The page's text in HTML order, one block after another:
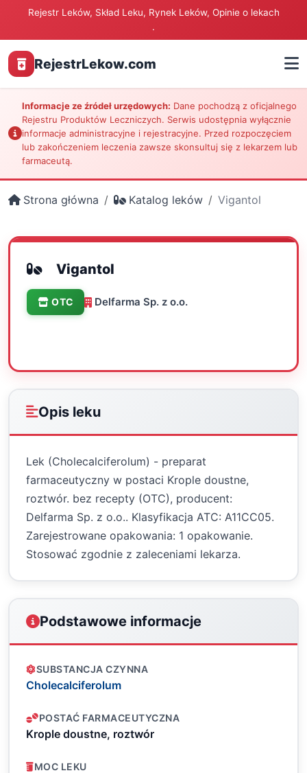
Rejestr Leków, Skład Leku, Rynek Leków, Opinie o lekach
.
RejestrLekow.com
Informacje ze źródeł urzędowych: Dane pochodzą z oficjalnego
Rejestru Produktów Leczniczych. Serwis udostępnia wyłącznie
informacje administracyjne i rejestracyjne. Przed rozpoczęciem
lub zakończeniem leczenia zawsze skonsultuj się z lekarzem lub
farmaceutą.
Strona główna Katalog leków Vigantol
Vigantol
OTC Delfarma Sp. z o.o.
Opis leku
Lek (Cholecalciferolum) - preparat
farmaceutyczny w postaci Krople doustne,
roztwór. bez recepty (OTC), producent:
Delfarma Sp. z o.o.. Klasyfikacja ATC: A11CC05.
Zarejestrowane opakowania: 1 opakowanie.
Stosować zgodnie z zaleceniami lekarza.
Podstawowe informacje
SUBSTANCJA CZYNNA
Cholecalciferolum
POSTAĆ FARMACEUTYCZNA
Krople doustne, roztwór
MOC LEKU